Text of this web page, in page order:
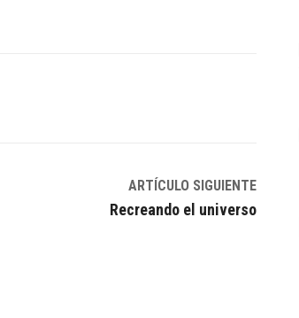
ARTÍCULO SIGUIENTE
Recreando el universo